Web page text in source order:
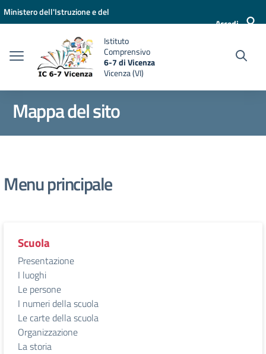
Vai ai contenuti
Vai al menu di navigazione
Vai al footer
Ministero dell'Istruzione e del
Accedi
Istituto
Comprensivo
6-7 di Vicenza
Vicenza (VI)
Mappa del sito
Menu principale
Scuola
Presentazione
I luoghi
Le persone
I numeri della scuola
Le carte della scuola
Organizzazione
La storia